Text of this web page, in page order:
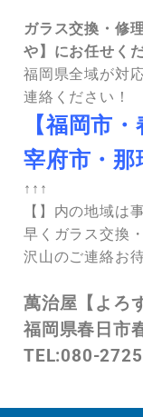
ガラス交換・修
や】にお任せく
福岡県全域が対
連絡ください！
【福岡市
宰府市・那
↑↑↑
【】内の地域は
早くガラス交換
沢山のご連絡お
萬治屋【よろ
福岡県春日市
TEL:080-